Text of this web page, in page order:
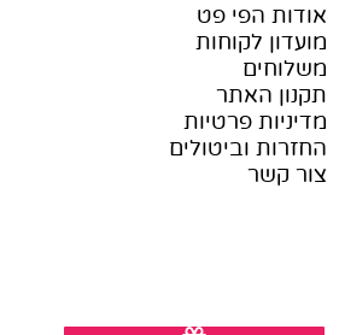
אודות הפי פט
מועדון לקוחות
משלוחים
תקנון האתר
מדיניות פרטיות
החזרות וביטולים
צור קשר